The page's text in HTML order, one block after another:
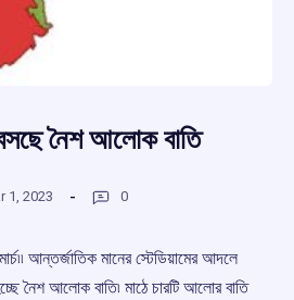
বসছে নৈশ আলোক বাতি
1, 2023 0
আন্তর্জাতিক মানের স্টেডিয়ামের আদলে
নৈশ আলোক বাতি৷ মাঠে চারটি আলোর বাতি